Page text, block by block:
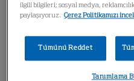
LCP SmartFilter is a
system. It is
customer specific
100 000 m3/h.
ilgili bilgileri; sosyal medya,
paylaşıyoruz. Çerez Politikamızı
Tümünü Reddet
Tanımlama